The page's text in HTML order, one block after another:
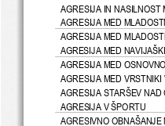
AGRESIJA IN NASILNOST
AGRESIJA MED
AGRESIJA MED
AGRESIJA MED
AGRESIJA MED
AGRESIJA MED
AGRESIJA STARŠEV NAD
AGRESIJA V ŠPORTU
AGRESIVNO OBNAŠANJE